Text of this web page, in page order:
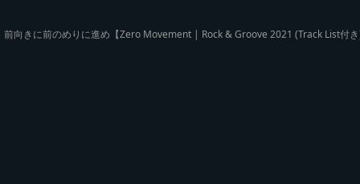
前向きに前のめりに進め【Zero Movement | Rock & Groove 2021 (Track List付